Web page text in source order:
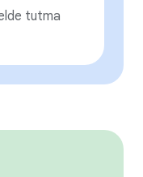
elde tutma